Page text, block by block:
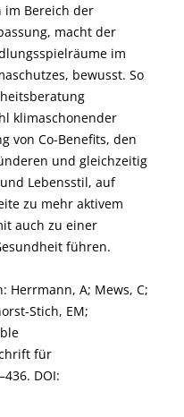
im Bereich der
macht der
im
bewusst. So
klimaschonender
von Co-Benefits, den
und gleichzeitig
Lebensstil, auf
zu mehr aktivem
auch zu einer
führen.
Herrmann, A; Mews, C;
Stich, EM;
für
DOI: